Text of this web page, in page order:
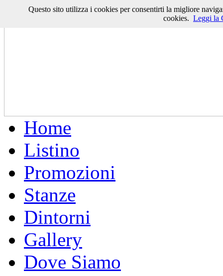
Home
Listino
Promozioni
Stanze
Dintorni
Gallery
Dove Siamo
Questo sito utilizza i cookies per consentirti la migliore
cookies. Leggi la